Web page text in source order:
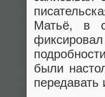
Матьё, в
были